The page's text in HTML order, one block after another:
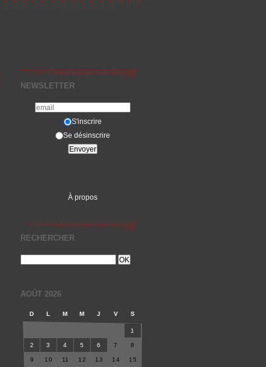
NEWSLETTER
S'inscrire
Se désinscrire
À propos
RECHERCHER
AOÛT 2026
D L M M J V S
1
2 3 4 5 6 7 8
9 10 11 12 13 14 15